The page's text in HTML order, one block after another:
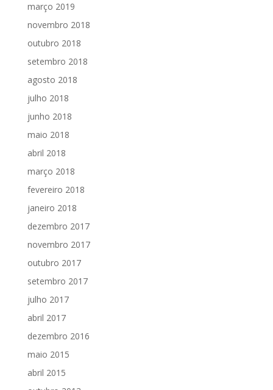
março 2019
novembro 2018
outubro 2018
setembro 2018
agosto 2018
julho 2018
junho 2018
maio 2018
abril 2018
março 2018
fevereiro 2018
janeiro 2018
dezembro 2017
novembro 2017
outubro 2017
setembro 2017
julho 2017
abril 2017
dezembro 2016
maio 2015
abril 2015